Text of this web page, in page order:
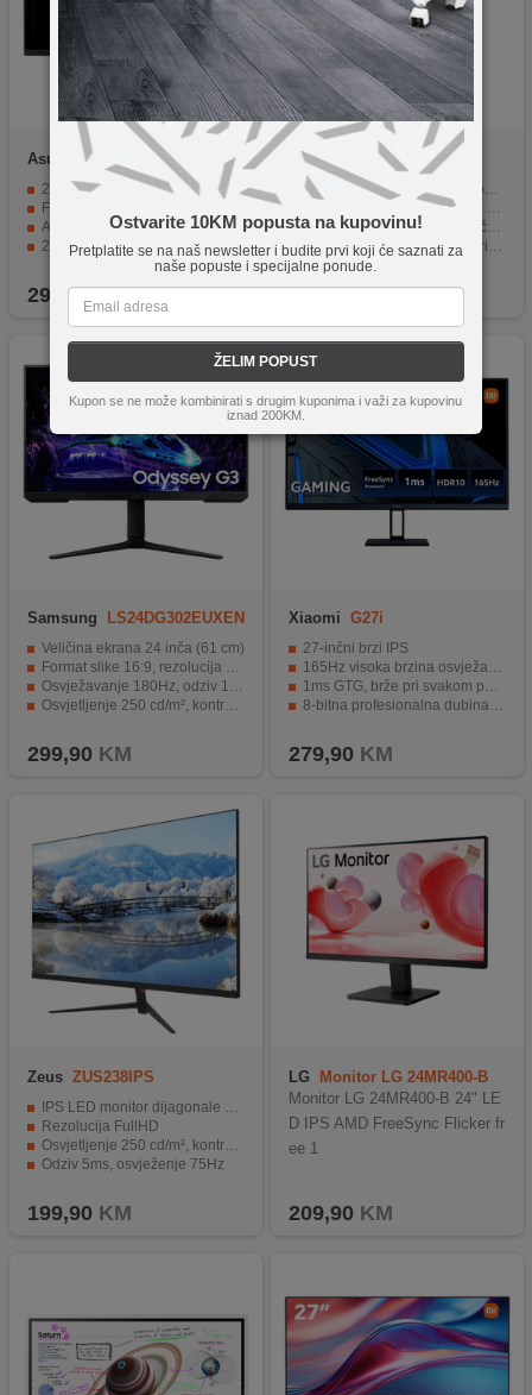
Ostvarite 10KM popusta na kupovinu!
Pretplatite se na naš newsletter i budite prvi koji će saznati za
naše popuste i specijalne ponude.
ŽELIM POPUST
Kupon se ne može kombinirati s drugim kuponima i važi za kupovinu
iznad 200KM.
Asus
TUF Gaming
VG279Q5R
200Hz refresh rate za veoma fluidan prikaz
Fast IPS panel sa 1 ms odzivom
Adaptive-Sync podrška protiv tearing efekta
27" ekran sa tankim okvirima
Shadow Boost i ASUS gaming funkcije za bolje iskustvo
299,90KM
Xiaomi
Mi Computer
Monitor Light Bar
Visoki indeks reprodukcije boja Ra95.
Praktičan daljinski upravljač za podešavanje osvjetljenja.
Magnetska rotacija za sprječavanje odsjaja.
Širokokutna osovina za zakrivljene ekrane.
Snaga od 5W i radni vijek do 25.000 sati.
99,90KM
Samsung LS24DG302EUXEN
Veličina ekrana 24 inča (61 cm)
Format slike 16:9, rezolucija FullHD
Osvježavanje 180Hz, odziv 1ms
Osvjetljenje 250 cd/m², kontrast 3000 : 1
299,90 KM
Xiaomi G27i
27-inčni brzi IPS
165Hz visoka brzina osvježavanja
1ms GTG, brže pri svakom pokretu
8-bitna profesionalna dubina boje
279,90 KM
Zeus ZUS238IPS
IPS LED monitor dijagonale 23.8"
Rezolucija FullHD
Osvjetljenje 250 cd/m², kontrast 4000 : 1
Odziv 5ms, osvježenje 75Hz
199,90 KM
LG
Monitor LG 24MR400-B
24" LED IPS AM
Monitor LG 24MR400-B 24" LE
D IPS AMD FreeSync Flicker fr
ee 1
209,90 KM